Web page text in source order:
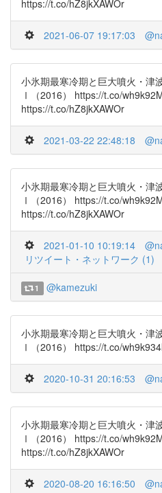
https://t.co/hZ8jkXAWOr
2021-06-07 19:17:03
小氷期最寒冷期と巨大噴火・津
Ⅰ（2016） https://t.co/
https://t.co/hZ8jkXAWOr
2021-03-22 22:48:18
小氷期最寒冷期と巨大噴火・津
Ⅰ（2016） https://t.co/
https://t.co/hZ8jkXAWOr
2021-01-10 10:19:14
リツイート・ネットワーク (1)
1 @kamezuki
小氷期最寒冷期と巨大噴火・津
Ⅰ（2016） https://t.co/
2020-10-31 20:16:53
小氷期最寒冷期と巨大噴火・津
Ⅰ（2016） https://t.co/
https://t.co/hZ8jkXAWOr
2020-08-20 16:16:50